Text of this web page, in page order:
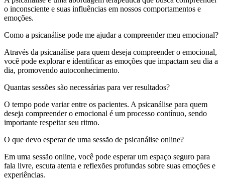
o inconsciente e suas influências em nossos comportamentos e
emoções.
Como a psicanálise pode me ajudar a compreender meu emocional?
Através da psicanálise para quem deseja compreender o emocional,
você pode explorar e identificar as emoções que impactam seu dia a
dia, promovendo autoconhecimento.
Quantas sessões são necessárias para ver resultados?
O tempo pode variar entre os pacientes. A psicanálise para quem
deseja compreender o emocional é um processo contínuo, sendo
importante respeitar seu ritmo.
O que devo esperar de uma sessão de psicanálise online?
Em uma sessão online, você pode esperar um espaço seguro para
fala livre, escuta atenta e reflexões profundas sobre suas emoções e
experiências.